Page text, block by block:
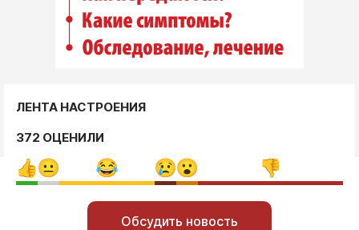
ЛЕНТА НАСТРОЕНИЯ
372 ОЦЕНИЛИ
Обсудить новость